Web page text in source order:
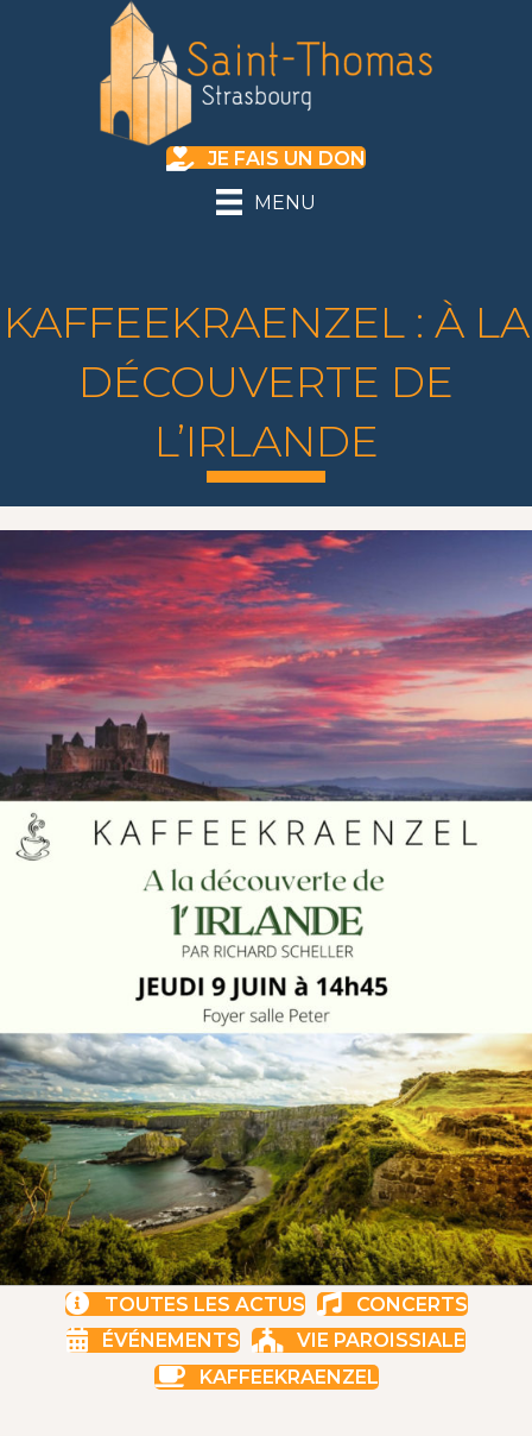
JE FAIS UN DON
MENU
KAFFEEKRAENZEL : À LA
DÉCOUVERTE DE
L’IRLANDE
TOUTES LES ACTUS
CONCERTS
ÉVÉNEMENTS
VIE PAROISSIALE
KAFFEEKRAENZEL